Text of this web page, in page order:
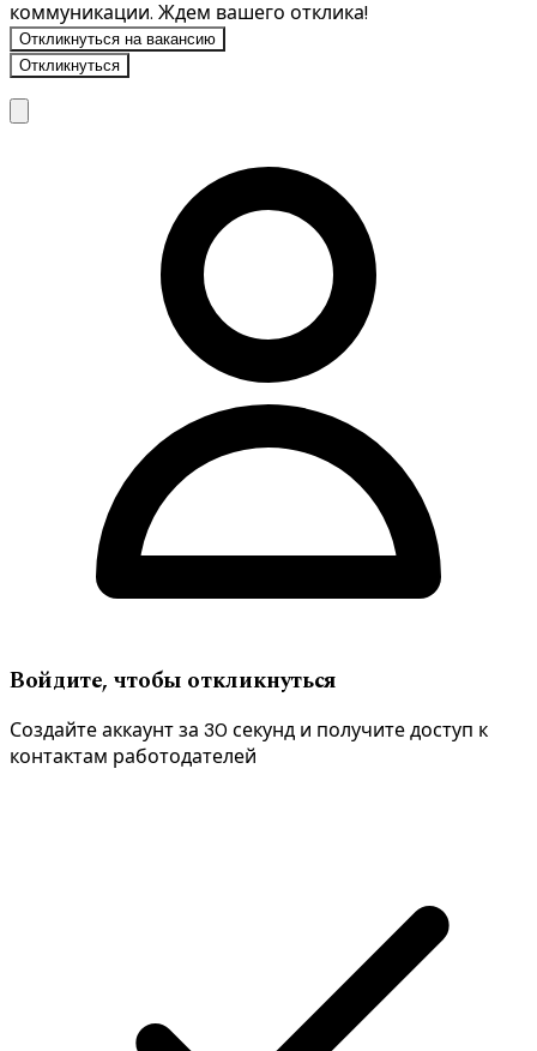
коммуникации. Ждем вашего отклика!
Откликнуться на вакансию
Откликнуться
Войдите, чтобы откликнуться
Создайте аккаунт за 30 секунд и получите доступ к
контактам работодателей